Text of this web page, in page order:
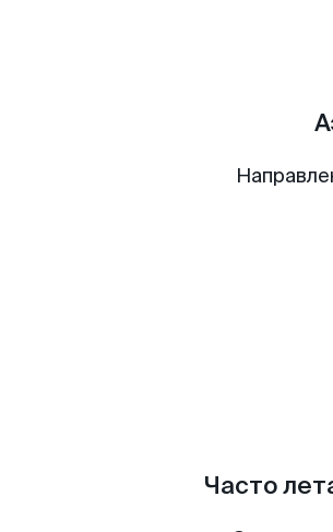
Часто